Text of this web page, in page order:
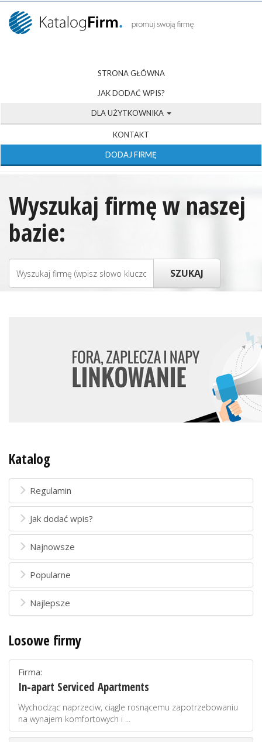
STRONA GŁÓWNA
JAK DODAĆ WPIS?
DLA UŻYTKOWNIKA
KONTAKT
DODAJ FIRMĘ
Wyszukaj firmę w naszej
bazie:
Katalog
Regulamin
Jak dodać wpis?
Najnowsze
Popularne
Najlepsze
Losowe firmy
Firma:
In-apart Serviced Apartments
Wychodząc naprzeciw, ciągle rosnącemu zapotrzebowaniu
na wynajem komfortowych i ...